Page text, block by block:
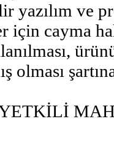
yazılım ve
için cayma
olması